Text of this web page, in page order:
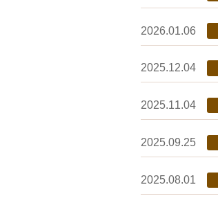
2026.01.06
2025.12.04
2025.11.04
2025.09.25
2025.08.01